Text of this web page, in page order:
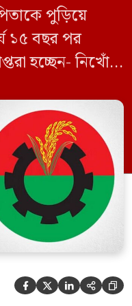
পুড়িয়ে
১৫ বছর পর
হচ্ছেন- নিখোঁজ
জন নেতাকর্মী।
ও সাক্ষ্য-
প্রমাণিত
মানবপাচার […]
    